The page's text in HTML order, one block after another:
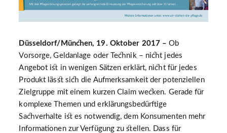
Düsseldorf/München, 19. Oktober 2017 – Ob
Vorsorge, Geldanlage oder Technik – nicht jedes
Angebot ist in wenigen Sätzen erklärt, nicht für jedes
Produkt lässt sich die Aufmerksamkeit der potenziellen
Zielgruppe mit einem kurzen Claim wecken. Gerade für
komplexe Themen und erklärungsbedürftige
Sachverhalte ist es notwendig, dem Konsumenten mehr
Informationen zur Verfügung zu stellen. Dass für